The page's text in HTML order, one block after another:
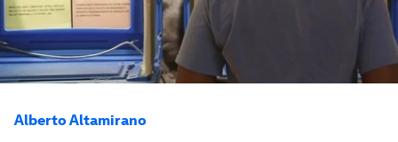
Alberto Altamirano